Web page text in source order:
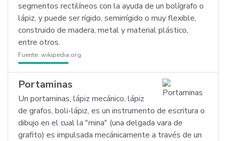
segmentos rectilíneos con la ayuda de un bolígrafo o
lápiz, y puede ser rígido, semirrígido o muy flexible,
construido de madera, metal y material plástico,
entre otros.
Fuente: wikipedia.org
Portaminas
Un portaminas, lápiz mecánico, lápiz
de grafos, boli-lápiz, es un instrumento de escritura o
dibujo en el cual la "mina" (una delgada vara de
grafito) es impulsada mecánicamente a través de un